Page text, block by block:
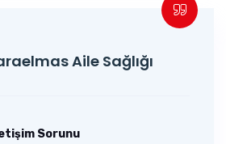
Aile Sağlığı
Sorunu